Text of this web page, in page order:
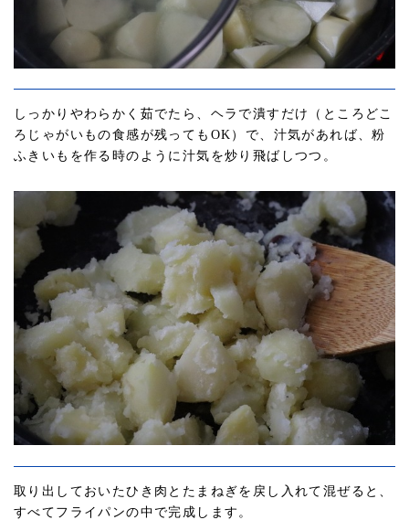
しっかりやわらかく茹でたら、ヘラで潰すだけ（ところどこ
ろじゃがいもの食感が残ってもOK）で、汁気があれば、粉
ふきいもを作る時のように汁気を炒り飛ばしつつ。
取り出しておいたひき肉とたまねぎを戻し入れて混ぜると、
すべてフライパンの中で完成します。